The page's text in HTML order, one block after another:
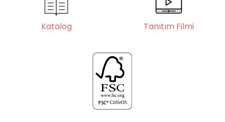
Katalog Tanıtım Filmi